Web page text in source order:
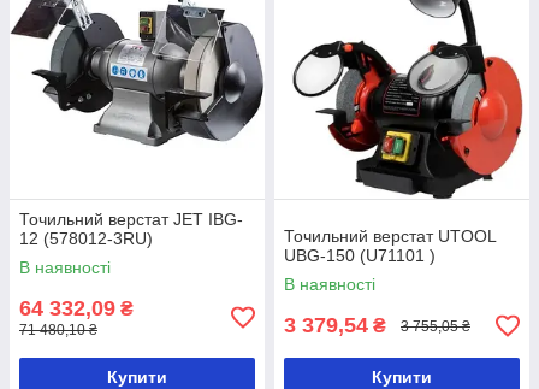
Точильний верстат JET IBG-
12 (578012-3RU)
В наявності
64 332,09 ₴
71 480,10 ₴
Купити
Точильний верстат UTOOL
UBG-150 (U71101 )
В наявності
3 379,54 ₴ 3 755,05 ₴
Купити